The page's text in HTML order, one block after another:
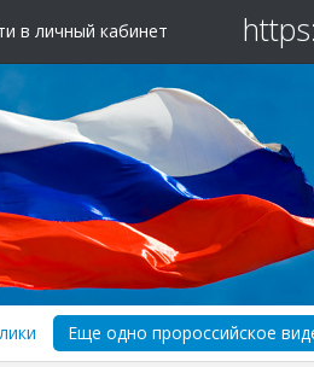
в личный кабинет
Еще одно пророссийское